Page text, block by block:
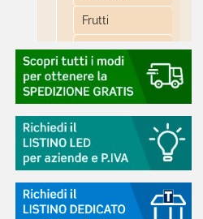
Frutti
Accessori
Supporti
Moon - Compatibile
BTicino Axolute

ETTROIT - Serie
Space -
Compatibile BTicino
